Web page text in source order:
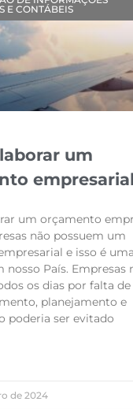
E CONTÁBEIS
um
um orçamento
não possuem um
e isso é
nosso País. Empresas
os dias por falta de
planejamento e
poderia ser evitado
de 2024